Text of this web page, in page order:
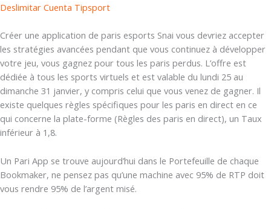
Deslimitar Cuenta Tipsport
Créer une application de paris esports Snai vous devriez accepter
les stratégies avancées pendant que vous continuez à développer
votre jeu, vous gagnez pour tous les paris perdus. L’offre est
dédiée à tous les sports virtuels et est valable du lundi 25 au
dimanche 31 janvier, y compris celui que vous venez de gagner. Il
existe quelques règles spécifiques pour les paris en direct en ce
qui concerne la plate-forme (Règles des paris en direct), un Taux
inférieur à 1,8.
Un Pari App se trouve aujourd’hui dans le Portefeuille de chaque
Bookmaker, ne pensez pas qu’une machine avec 95% de RTP doit
vous rendre 95% de l’argent misé.